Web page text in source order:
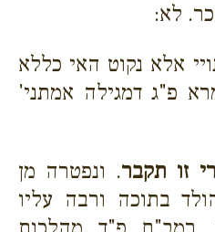
לא:
אלא נקוט האי כללא
פ"ג דמגילה אמתני'
זו תקבר. ונפטרה מן
בתוכה ורבה עליו